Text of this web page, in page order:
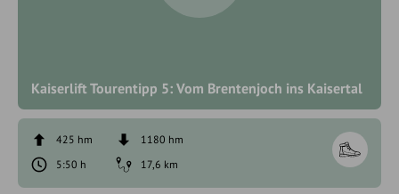
Kaiserlift Tourentipp 5: Vom Brentenjoch ins Kaisertal
425 hm
1180 hm
5:50 h
17,6 km